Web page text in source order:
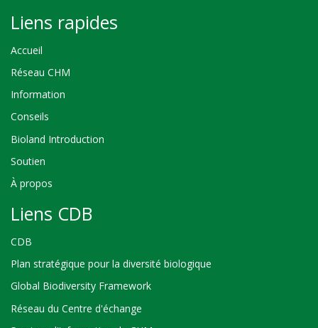
Liens rapides
Accueil
Réseau CHM
Information
Conseils
Bioland Introduction
Soutien
À propos
Liens CDB
CDB
Plan stratégique pour la diversité biologique
Global Biodiversity Framework
Réseau du Centre d'échange